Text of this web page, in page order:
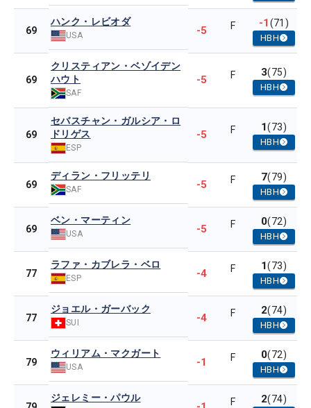
69
ハンク・レビオダ
USA -5 F -1(71)
HBH
69
クリスティアン・ベゾイデン
ハウト
SAF
-5 F 3(75)
HBH
69
セバスチャン・ガルシア・ロ
ドリゲス
ESP
-5 F 1(73)
HBH
69
ディラン・フリッテリ
SAF -5 F 7(79)
HBH
69
ベン・マーティン
USA -5 F 0(72)
HBH
77
ラファ・カブレラ・ベロ
ESP -4 F 1(73)
HBH
77
ジョエル・ガーバック
SUI -4 F 2(74)
HBH
79
ウィリアム・マクガート
USA -1 F 0(72)
HBH
ジェレミー・パウル F 2(74)